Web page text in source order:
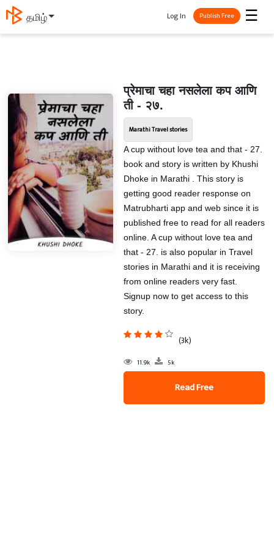
தமிழ் ☰
Log In Publish Free
प्रेमाचा चहा नसलेला कप आणि
ती - २७.
Marathi Travel stories
A cup without love tea and that - 27.
book and story is written by Khushi
Dhoke in Marathi . This story is
getting good reader response on
Matrubharti app and web since it is
published free to read for all readers
online. A cup without love tea and
that - 27. is also popular in Travel
stories in Marathi and it is receiving
from online readers very fast.
Signup now to get access to this
story.
(3k)
11.9k 5k
Read Free